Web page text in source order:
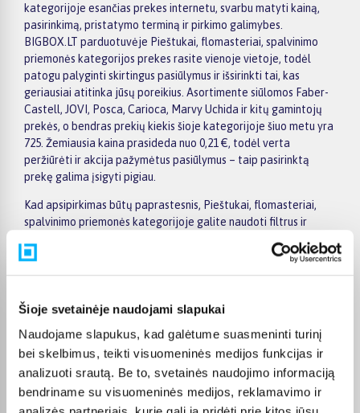
Šioje svetainėje naudojami slapukai
Naudojame slapukus, kad galėtume suasmeninti turinį
bei skelbimus, teikti visuomeninės medijos funkcijas ir
analizuoti srautą. Be to, svetainės naudojimo informaciją
bendriname su visuomeninės medijos, reklamavimo ir
kategorijoje esančias prekes internetu, svarbu matyti kainą,
pasirinkimą, pristatymo terminą ir pirkimo galimybes.
BIGBOX.LT parduotuvėje Pieštukai, flomasteriai, spalvinimo
priemonės kategorijos prekes rasite vienoje vietoje, todėl
patogu palyginti skirtingus pasiūlymus ir išsirinkti tai, kas
geriausiai atitinka jūsų poreikius. Asortimente siūlomos Faber-
Castell, JOVI, Posca, Carioca, Marvy Uchida ir kitų gamintojų
prekės, o bendras prekių kiekis šioje kategorijoje šiuo metu yra
725. Žemiausia kaina prasideda nuo 0,21 €, todėl verta
peržiūrėti ir akcija pažymėtus pasiūlymus – taip pasirinktą
prekę galima įsigyti pigiau.
Kad apsipirkimas būtų paprastesnis, Pieštukai, flomasteriai,
spalvinimo priemonės kategorijoje galite naudoti filtrus ir
kitus aktualius kriterijus. Prekių sąraše lengva peržiūrėti
pagrindinius pasiūlymus, o prekės puslapyje pateikiama
pristatymą ir kitas pirkimo sąlygas. Taip galite ramiai palyginti
pasirinktą prekę internetu.
BIGBOX.LT suteikia galimybę prekes nuo 150 Eur įsigyti su
nemokamu 24 mėnesių lizingu, todėl pirkti išsimokėtinai galima
patogiai planuojant išlaidas. Užsakymus pristatome visoje